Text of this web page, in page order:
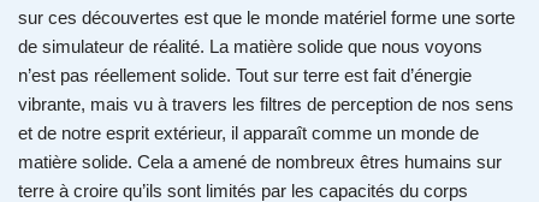
sur ces découvertes est que le monde matériel forme une sorte
de simulateur de réalité. La matière solide que nous voyons
n’est pas réellement solide. Tout sur terre est fait d’énergie
vibrante, mais vu à travers les filtres de perception de nos sens
et de notre esprit extérieur, il apparaît comme un monde de
matière solide. Cela a amené de nombreux êtres humains sur
terre à croire qu’ils sont limités par les capacités du corps